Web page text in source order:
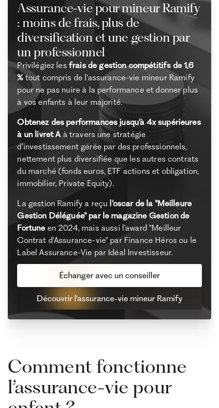
Assurance-vie pour mineur Ramify
: moins de frais, plus de
diversification et une gestion par
un professionnel
Privilégiez les frais de gestion compétitifs de 1,6
% tout compris de l'assurance-vie mineur Ramify
pour ne pas nuire à la performance et donner plus
à vos enfants à leur majorité.
Obtenez des performances jusqu'à 4x supérieures
à un livret A à travers une stratégie
d'investissement gérée par des professionnels,
nettement plus diversifiée que les autres contrats
du marché (fonds euros, ETF actions et obligation,
immobilier, Private Equity).
La gestion Ramify a reçu l'oscar de la "Meilleure
Gestion Déléguée" par le magazine Gestion de
Fortune en 2024, mais aussi l'award "Meilleur
Contrat d'Assurance-vie" par Finance Héros ou le
Label Assurance-Vie par Idéal Investisseur.
Découvrir l'assurance-vie mineur Ramify
Échanger avec un conseiller
Comment fonctionne
l’assurance-vie pour